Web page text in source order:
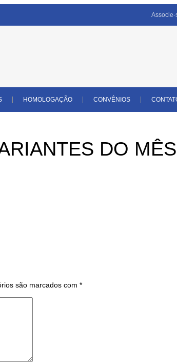
Associe-
HOMOLOGAÇÃO CONVÊNIOS
DO
são marcados com *